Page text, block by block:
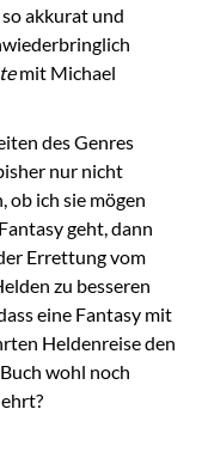
akkurat und
mit Michael
des Genres
nur nicht
ob ich sie mögen
geht, dann
Errettung vom
zu besseren
eine Fantasy mit
Heldenreise den
wohl noch